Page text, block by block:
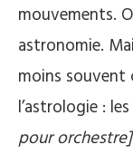
mouvements.
astronomie.
moins
l’astrologie : les
pour orchestre]